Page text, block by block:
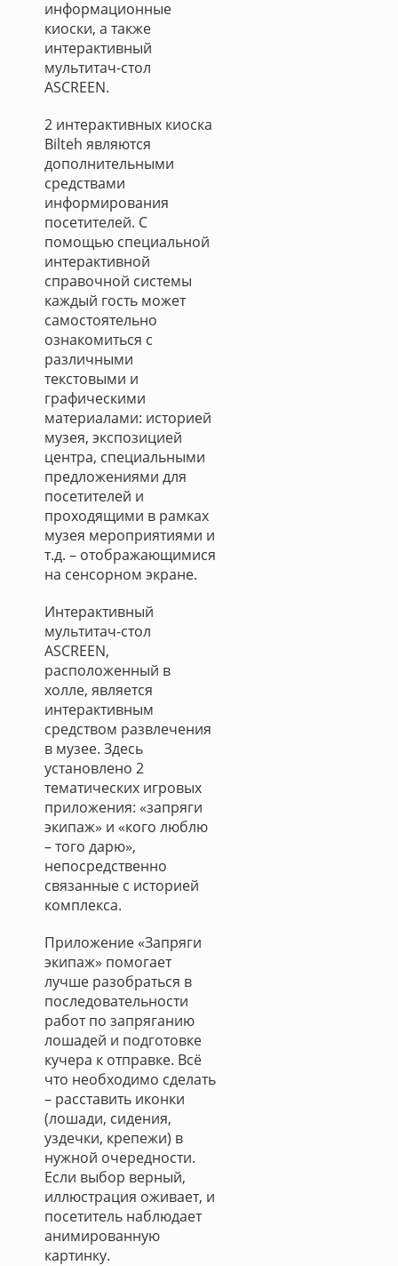
информационные
киоски, а также
интерактивный
мультитач-стол
ASCREEN.
2 интерактивных киоска
Bilteh являются
дополнительными
средствами
информирования
посетителей. С
помощью специальной
интерактивной
справочной системы
каждый гость может
самостоятельно
ознакомиться с
различными
текстовыми и
графическими
материалами: историей
музея, экспозицией
центра, специальными
предложениями для
посетителей и
проходящими в рамках
музея мероприятиями и
т.д. – отображающимися
на сенсорном экране.
Интерактивный
мультитач-стол
ASCREEN,
расположенный в
холле, является
интерактивным
средством развлечения
в музее. Здесь
установлено 2
тематических игровых
приложения: «запряги
экипаж» и «кого люблю
– того дарю»,
непосредственно
связанные с историей
комплекса.
Приложение «Запряги
экипаж» помогает
лучше разобраться в
последовательности
работ по запряганию
лошадей и подготовке
кучера к отправке. Всё
что необходимо сделать
– расставить иконки
(лошади, сидения,
уздечки, крепежи) в
нужной очередности.
Если выбор верный,
иллюстрация оживает, и
посетитель наблюдает
анимированную
картинку.